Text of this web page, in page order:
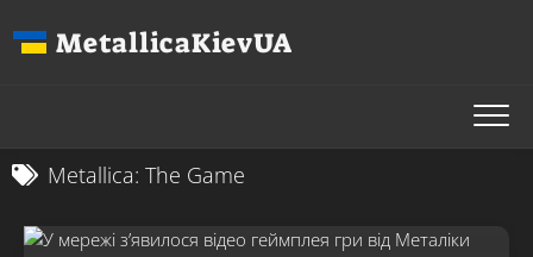
до
MetallicaKievUA
Metallica: The Game